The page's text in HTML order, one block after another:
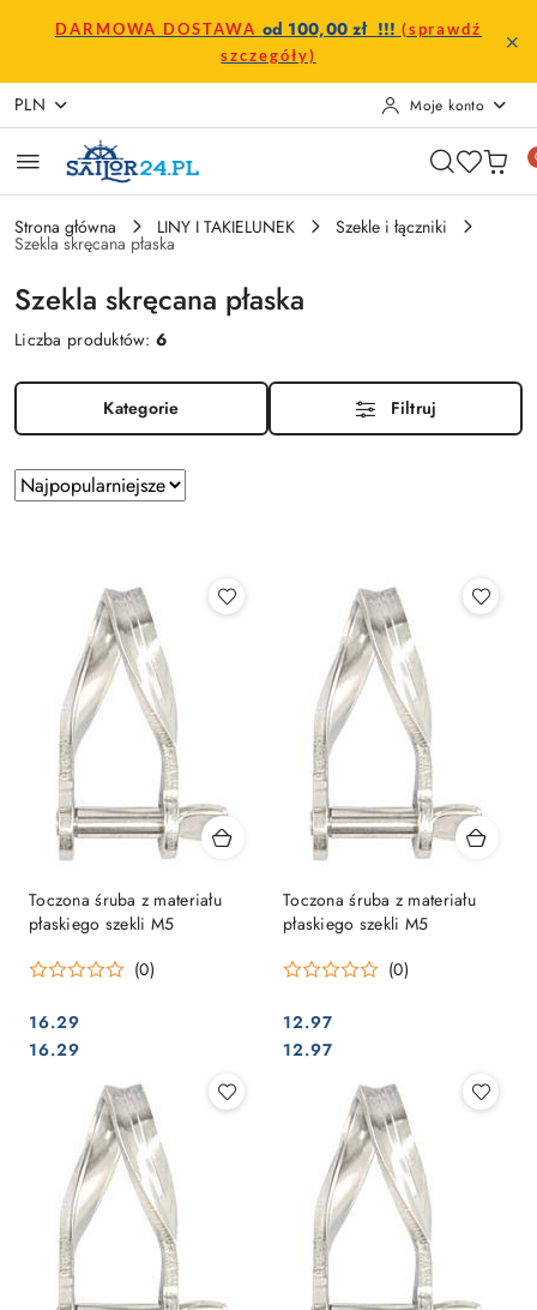
Przejdź do treści głównej
Przejdź do wyszukiwarki
Przejdź do moje konto
Przejdź do menu głównego
Przejdź do stopki
DARMOWA DOSTAWA od 100,00 zł !!! (sprawdź
szczegóły)
PLN Moje konto
Strona główna LINY I TAKIELUNEK Szekle i łączniki
Szekla skręcana płaska
Szekla skręcana płaska
Liczba produktów:6
Kategorie Filtruj
Zastosowano
sortowanie:
Sortuj
według
Toczona śruba z materiału
płaskiego szekli M5
(0)
Cena:
16.29
Cena:
16.29
Toczona śruba z materiału
płaskiego szekli M5
(0)
Cena:
12.97
Cena:
12.97